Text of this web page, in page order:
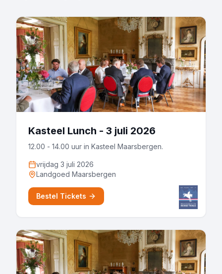
Kasteel Lunch - 3 juli 2026
12.00 - 14.00 uur in Kasteel Maarsbergen.
vrijdag 3 juli 2026
Landgoed Maarsbergen
Bestel Tickets